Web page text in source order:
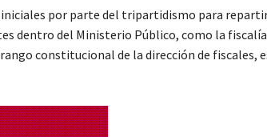
iniciales por parte del tripartidismo para
dentro del Ministerio Público, como la
constitucional de la dirección de fiscales,